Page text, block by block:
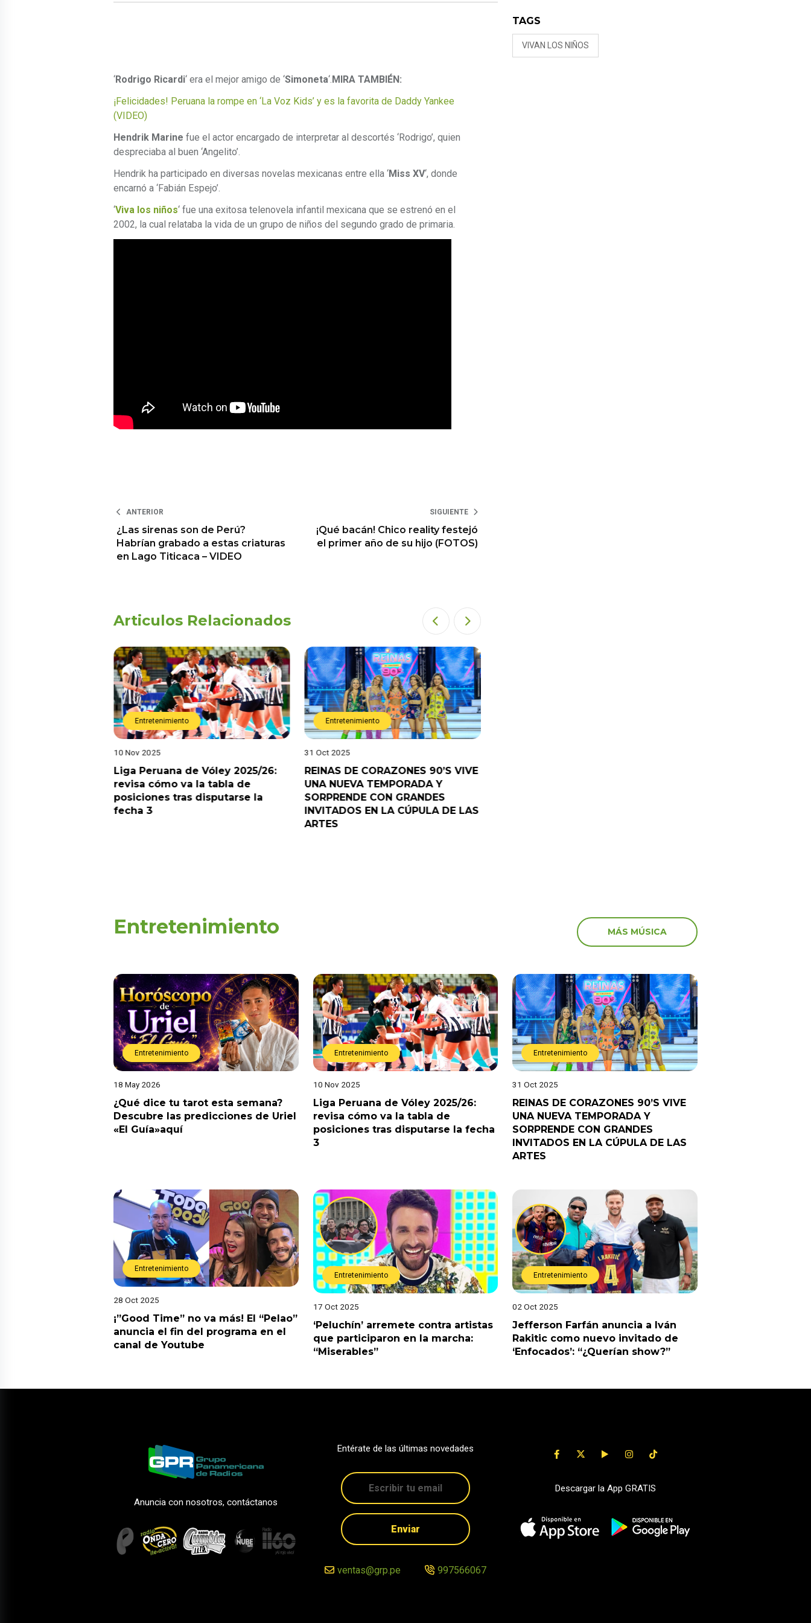
‘Rodrigo Ricardi‘ era el mejor amigo de ‘Simoneta‘.MIRA TAMBIÉN:
¡Felicidades! Peruana la rompe en ‘La Voz Kids’ y es la favorita de Daddy Yankee
(VIDEO)
Hendrik Marine fue el actor encargado de interpretar al descortés ‘Rodrigo’, quien
despreciaba al buen ‘Angelito’.
Hendrik ha participado en diversas novelas mexicanas entre ella ‘Miss XV‘, donde
encarnó a ‘Fabián Espejo’.
‘Viva los niños‘ fue una exitosa telenovela infantil mexicana que se estrenó en el
2002, la cual relataba la vida de un grupo de niños del segundo grado de primaria.
ANTERIOR
¿Las sirenas son de Perú?
Habrían grabado a estas criaturas
en Lago Titicaca – VIDEO
SIGUIENTE
¡Qué bacán! Chico reality festejó
el primer año de su hijo (FOTOS)
Articulos Relacionados
Liga Peruana de Vóley 2025/26:
revisa cómo va la tabla de
posiciones tras disputarse la
Entretenimiento
REINAS DE CORAZONES 90’S VIVE
UNA NUEVA TEMPORADA Y
SORPRENDE CON GRANDES
INVITADOS EN LA CÚPULA DE LAS
Entretenimiento
¡”Good Time” no va más! El
“Pelao” anuncia el fin del
programa en el canal de Youtube
TAGS
VIVAN LOS NIÑOS
Entretenimiento MÁS MÚSICA
Entretenimiento
18 May 2026
¿Qué dice tu tarot esta semana?
Descubre las predicciones de Uriel
«El Guía»aquí
Entretenimiento
10 Nov 2025
Liga Peruana de Vóley 2025/26:
revisa cómo va la tabla de
posiciones tras disputarse la fecha
3
Entretenimiento
31 Oct 2025
REINAS DE CORAZONES 90’S VIVE
UNA NUEVA TEMPORADA Y
SORPRENDE CON GRANDES
INVITADOS EN LA CÚPULA DE LAS
ARTES
Entretenimiento
28 Oct 2025
¡”Good Time” no va más! El “Pelao”
anuncia el fin del programa en el
canal de Youtube
Entretenimiento
17 Oct 2025
‘Peluchín’ arremete contra artistas
que participaron en la marcha:
“Miserables”
Entretenimiento
02 Oct 2025
Jefferson Farfán anuncia a Iván
Rakitic como nuevo invitado de
‘Enfocados’: “¿Querían show?”
Anuncia con nosotros, contáctanos
Entérate de las últimas novedades
Enviar
ventas@grp.pe 997566067
Descargar la App GRATIS